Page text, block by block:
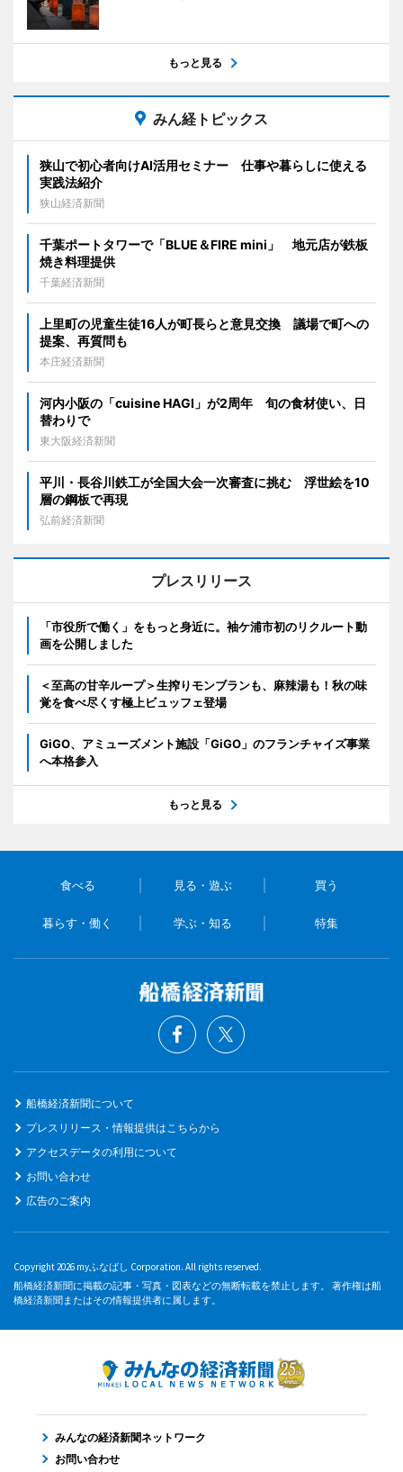
もっと見る
みん経トピックス
狭山で初心者向けAI活用セミナー 仕事や暮らしに使える
実践法紹介
狭山経済新聞
千葉ポートタワーで「BLUE＆FIRE mini」 地元店が鉄板
焼き料理提供
千葉経済新聞
上里町の児童生徒16人が町長らと意見交換 議場で町への
提案、再質問も
本庄経済新聞
河内小阪の「cuisine HAGI」が2周年 旬の食材使い、日
替わりで
東大阪経済新聞
平川・長谷川鉄工が全国大会一次審査に挑む 浮世絵を10
層の鋼板で再現
弘前経済新聞
プレスリリース
「市役所で働く」をもっと身近に。袖ケ浦市初のリクルート動
画を公開しました
＜至高の甘辛ループ＞生搾りモンブランも、麻辣湯も！秋の味
覚を食べ尽くす極上ビュッフェ登場
GiGO、アミューズメント施設「GiGO」のフランチャイズ事業
へ本格参入
もっと見る
食べる 見る・遊ぶ 買う
暮らす・働く 学ぶ・知る 特集
船橋経済新聞について
プレスリリース・情報提供はこちらから
アクセスデータの利用について
お問い合わせ
広告のご案内
Copyright 2026 myふなばし Corporation. All rights reserved.
船橋経済新聞に掲載の記事・写真・図表などの無断転載を禁止します。 著作権は船
橋経済新聞またはその情報提供者に属します。
みんなの経済新聞ネットワーク
お問い合わせ